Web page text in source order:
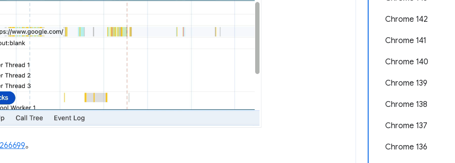
Chrome 142
Chrome 141
Chrome 140
Chrome 139
Chrome 138
Chrome 137
Chrome 136
。